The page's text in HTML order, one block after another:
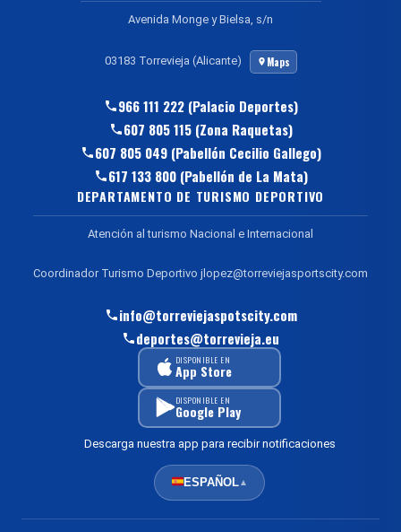
Avenida Monge y Bielsa, s/n
03183 Torrevieja (Alicante) Maps
966 111 222 (Palacio Deportes)
607 805 115 (Zona Raquetas)
607 805 049 (Pabellón Cecilio Gallego)
617 133 800 (Pabellón de La Mata)
DEPARTAMENTO DE TURISMO DEPORTIVO
Atención al turismo Nacional e Internacional
Coordinador Turismo Deportivo jlopez@torreviejasportscity.com
info@torreviejaspotscity.com
deportes@torrevieja.eu
DISPONIBLE EN
App Store
DISPONIBLE EN
Google Play
Descarga nuestra app para recibir notificaciones
ESPAÑOL▲